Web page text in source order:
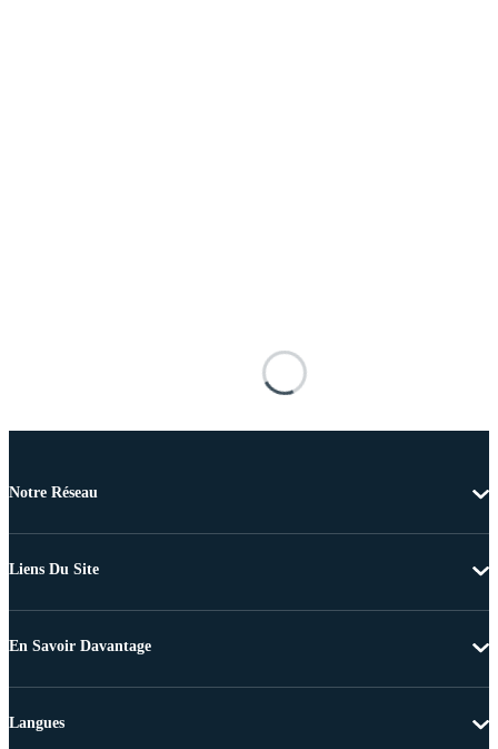
Notre Réseau
Liens Du Site
En Savoir Davantage
Langues